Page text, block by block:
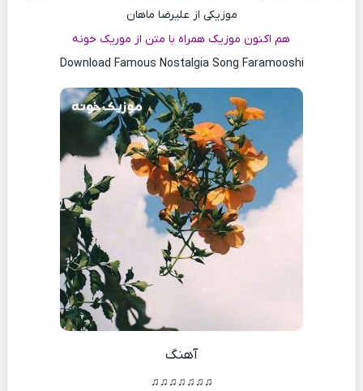
موزیکی از علیرضا ماهان
هم اکنون موزیک همراه با متن از موریک خونه
Download Famous Nostalgia Song Faramooshi
آهنگ
♫♫♫♫♫♫♫